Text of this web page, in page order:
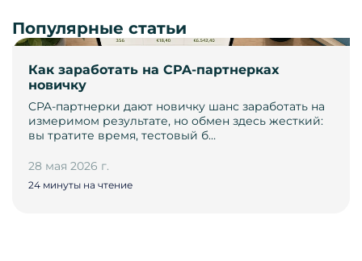
Как заработать на CPA-партнерках
новичку
CPA-партнерки дают новичку шанс заработать на
измеримом результате, но обмен здесь жесткий:
вы тратите время, тестовый б…
28 мая 2026 г.
24 минуты на чтение
Популярные статьи